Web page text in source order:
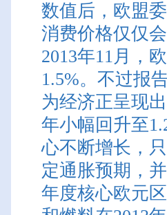
数值后，欧盟
消费价格仅仅
2013年11月，
1.5%。不过报
为经济正呈现
年小幅回升至
心不断增长，
定通胀预期，
年度核心欧元